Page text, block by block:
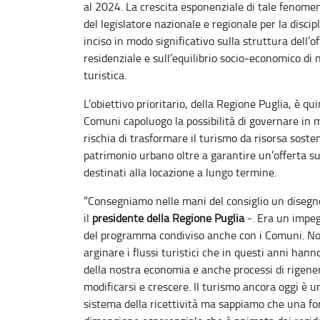
al 2024. La crescita esponenziale di tale
del legislatore nazionale e regionale per la
inciso in modo significativo sulla struttura
residenziale e sull’equilibrio socio‑economico di
turistica.
L’obiettivo prioritario, della Regione Puglia, è
Comuni capoluogo la possibilità di governare in
rischia di trasformare il turismo da risorsa
patrimonio urbano oltre a garantire un’offerta
destinati alla locazione a lungo termine.
“Consegniamo nelle mani del consiglio un
il presidente della Regione Puglia-. Era un
del programma condiviso anche con i Comuni.
arginare i flussi turistici che in questi anni
della nostra economia e anche processi di
modificarsi e crescere. Il turismo ancora oggi è
sistema della ricettività ma sappiamo che una